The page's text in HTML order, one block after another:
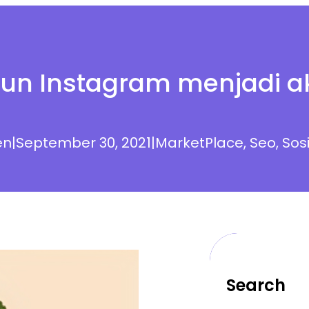
Instagram menjadi
|September 30, 2021|MarketPlace, Seo,
Search